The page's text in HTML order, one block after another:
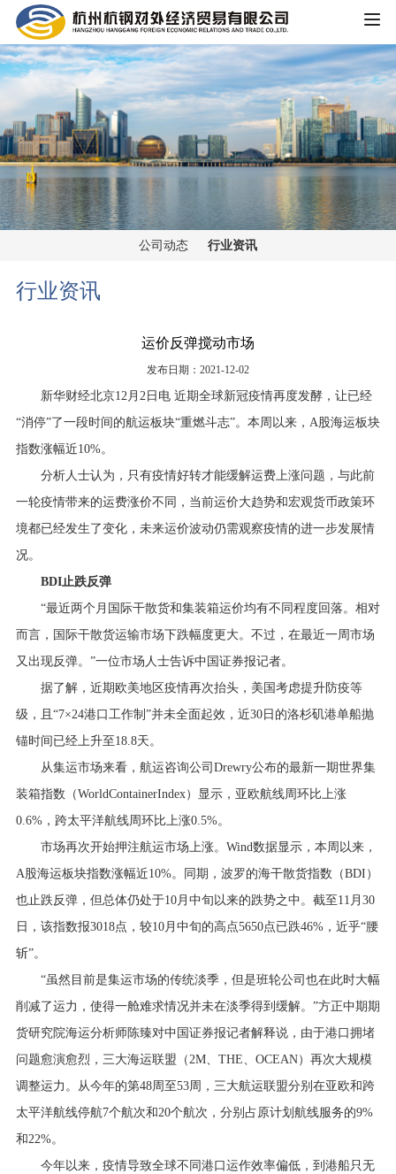
HOME
公司概况
公司简介
大事记
荣誉资质
企业文化
主营业务
煤焦板块
党群工作
招贤纳士
联系我们
English
About Us
公司动态 行业资讯
行业资讯
运价反弹搅动市场
发布日期：2021-12-02
新华财经北京12月2日电 近期全球新冠疫情再度发酵，让已经
“消停”了一段时间的航运板块“重燃斗志”。本周以来，A股海运板块
指数涨幅近10%。
分析人士认为，只有疫情好转才能缓解运费上涨问题，与此前
一轮疫情带来的运费涨价不同，当前运价大趋势和宏观货币政策环
境都已经发生了变化，未来运价波动仍需观察疫情的进一步发展情
况。
BDI止跌反弹
“最近两个月国际干散货和集装箱运价均有不同程度回落。相对
而言，国际干散货运输市场下跌幅度更大。不过，在最近一周市场
又出现反弹。”一位市场人士告诉中国证券报记者。
据了解，近期欧美地区疫情再次抬头，美国考虑提升防疫等
级，且“7×24港口工作制”并未全面起效，近30日的洛杉矶港单船抛
锚时间已经上升至18.8天。
从集运市场来看，航运咨询公司Drewry公布的最新一期世界集
装箱指数（WorldContainerIndex）显示，亚欧航线周环比上涨
0.6%，跨太平洋航线周环比上涨0.5%。
市场再次开始押注航运市场上涨。Wind数据显示，本周以来，
A股海运板块指数涨幅近10%。同期，波罗的海干散货指数（BDI）
也止跌反弹，但总体仍处于10月中旬以来的跌势之中。截至11月30
日，该指数报3018点，较10月中旬的高点5650点已跌46%，近乎“腰
斩”。
“虽然目前是集运市场的传统淡季，但是班轮公司也在此时大幅
削减了运力，使得一舱难求情况并未在淡季得到缓解。”方正中期期
货研究院海运分析师陈臻对中国证券报记者解释说，由于港口拥堵
问题愈演愈烈，三大海运联盟（2M、THE、OCEAN）再次大规模
调整运力。从今年的第48周至53周，三大航运联盟分别在亚欧和跨
太平洋航线停航7个航次和20个航次，分别占原计划航线服务的9%
和22%。
今年以来，疫情导致全球不同港口运作效率偏低，到港船只无